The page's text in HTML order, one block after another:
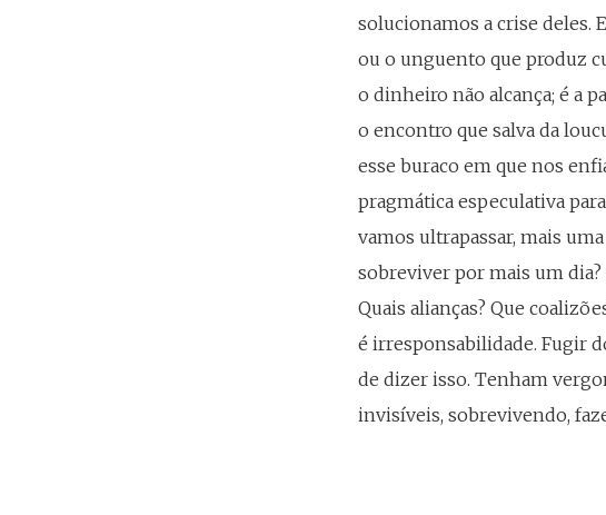
solucionamos a crise deles.
ou o unguento que produz
o dinheiro não alcança; é a
o encontro que salva da
esse buraco em que nos
pragmática especulativa
vamos ultrapassar, mais
sobreviver por mais um
Quais alianças? Que
é irresponsabilidade. Fugir
de dizer isso. Tenham
invisíveis, sobrevivendo,